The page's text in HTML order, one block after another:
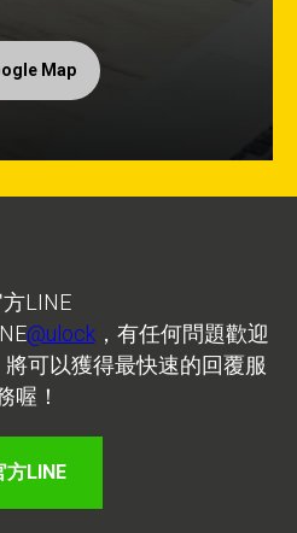
Map
LINE
@ulock，有任何問題歡迎
可以獲得最快速的回覆服
喔！
方LINE